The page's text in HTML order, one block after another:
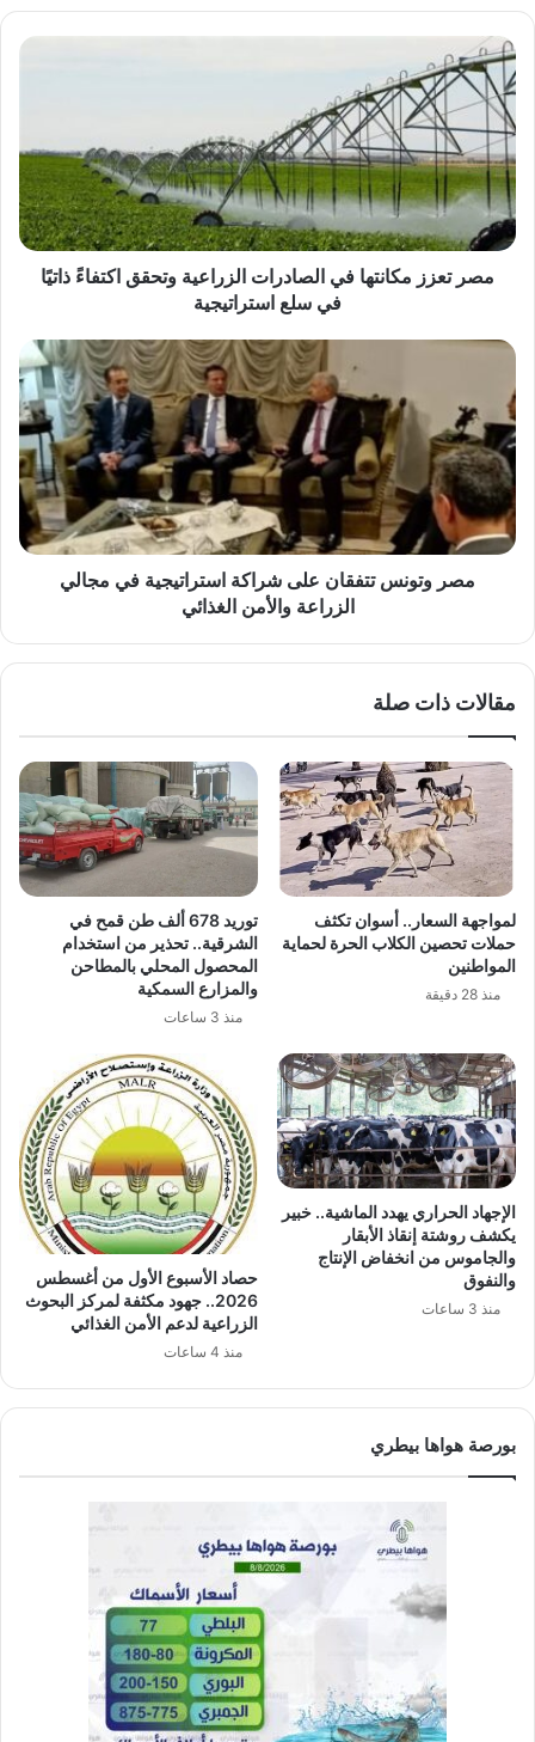
مصر
تعزز
مكانتها
في
الصادرات
الزراعية
وتحقق
اكتفاءً
ذاتيًا
مصر تعزز مكانتها في الصادرات الزراعية وتحقق اكتفاءً ذاتيًا
في سلع استراتيجية
مصر
تتفقان
على
شراكة
استراتيجية
في
مجالي
الزراعة
مصر وتونس تتفقان على شراكة استراتيجية في مجالي
الزراعة والأمن الغذائي
مقالات ذات صلة
لمواجهة السعار.. أسوان تكثف
حملات تحصين الكلاب الحرة لحماية
المواطنين
منذ 28 دقيقة
توريد 678 ألف طن قمح في
الشرقية.. تحذير من استخدام
المحصول المحلي بالمطاحن
والمزارع السمكية
منذ 3 ساعات
الإجهاد الحراري يهدد الماشية.. خبير
يكشف روشتة إنقاذ الأبقار
والجاموس من انخفاض الإنتاج
والنفوق
منذ 3 ساعات
حصاد الأسبوع الأول من أغسطس
2026.. جهود مكثفة لمركز البحوث
الزراعية لدعم الأمن الغذائي
منذ 4 ساعات
بورصة هواها بيطري